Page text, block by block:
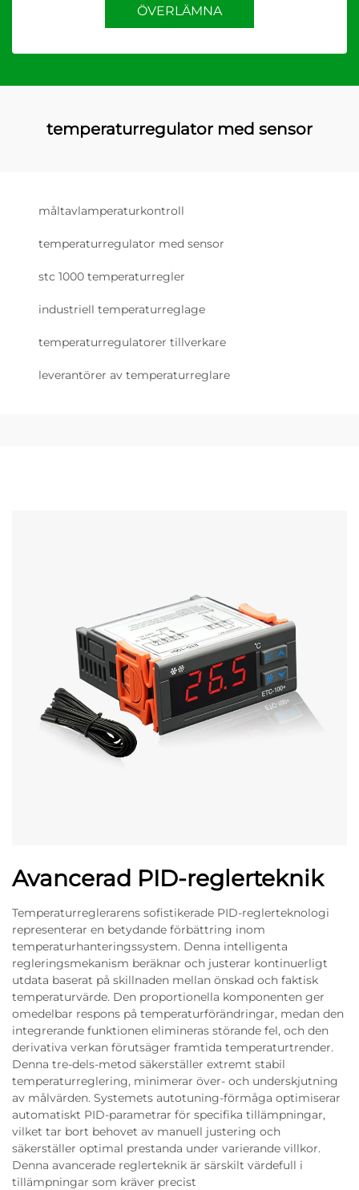
ÖVERLÄMNA
temperaturregulator med sensor
måltavlamperaturkontroll
temperaturregulator med sensor
stc 1000 temperaturregler
industriell temperaturreglage
temperaturregulatorer tillverkare
leverantörer av temperaturreglare
Avancerad PID-reglerteknik
Temperaturreglerarens sofistikerade PID-reglerteknologi
representerar en betydande förbättring inom
temperaturhanteringssystem. Denna intelligenta
regleringsmekanism beräknar och justerar kontinuerligt
utdata baserat på skillnaden mellan önskad och faktisk
temperaturvärde. Den proportionella komponenten ger
omedelbar respons på temperaturförändringar, medan den
integrerande funktionen elimineras störande fel, och den
derivativa verkan förutsäger framtida temperaturtrender.
Denna tre-dels-metod säkerställer extremt stabil
temperaturreglering, minimerar över- och underskjutning
av målvärden. Systemets autotuning-förmåga optimiserar
automatiskt PID-parametrar för specifika tillämpningar,
vilket tar bort behovet av manuell justering och
säkerställer optimal prestanda under varierande villkor.
Denna avancerade reglerteknik är särskilt värdefull i
tillämpningar som kräver precist